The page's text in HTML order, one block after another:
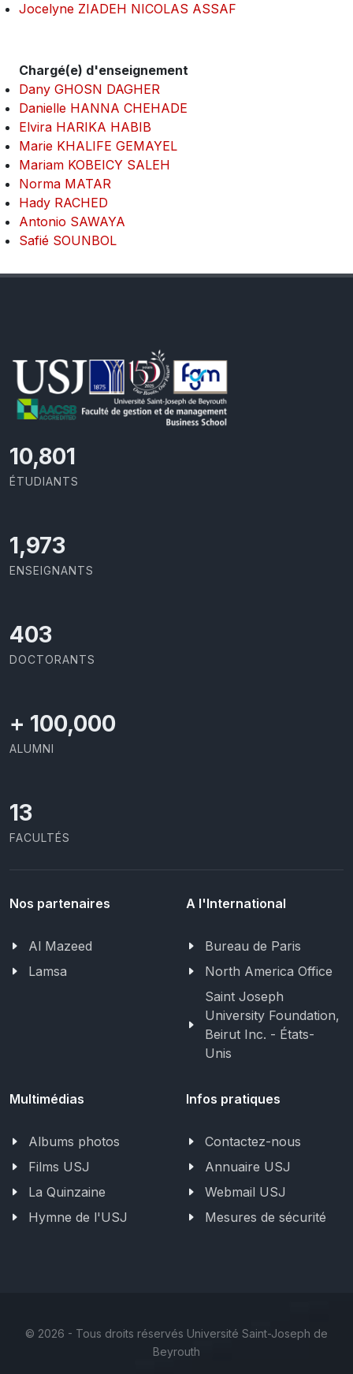
Jocelyne ZIADEH NICOLAS ASSAF
Chargé(e) d'enseignement
Dany GHOSN DAGHER
Danielle HANNA CHEHADE
Elvira HARIKA HABIB
Marie KHALIFE GEMAYEL
Mariam KOBEICY SALEH
Norma MATAR
Hady RACHED
Antonio SAWAYA
Safié SOUNBOL
11,727
ÉTUDIANTS
2,142
ENSEIGNANTS
437
DOCTORANTS
+ 100,000
ALUMNI
13
FACULTÉS
Nos partenaires
Al Mazeed
Lamsa
A l'International
Bureau de Paris
North America Office
Saint Joseph
University Foundation,
Beirut Inc. - États-
Unis
Multimédias
Albums photos
Films USJ
La Quinzaine
Hymne de l'USJ
Infos pratiques
Contactez-nous
Annuaire USJ
Webmail USJ
Mesures de sécurité
© 2026 - Tous droits réservés Université Saint-Joseph de
Beyrouth